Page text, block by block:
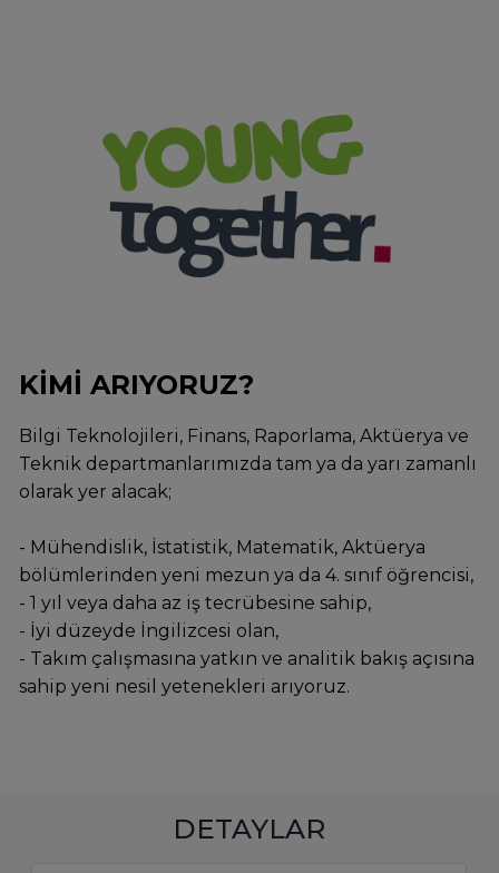
KİMİ ARIYORUZ?
Bilgi Teknolojileri, Finans, Raporlama, Aktüerya ve
Teknik departmanlarımızda tam ya da yarı zamanlı
olarak yer alacak;
- Mühendislik, İstatistik, Matematik, Aktüerya
bölümlerinden yeni mezun ya da 4. sınıf öğrencisi,
- 1 yıl veya daha az iş tecrübesine sahip,
- İyi düzeyde İngilizcesi olan,
- Takım çalışmasına yatkın ve analitik bakış açısına
sahip yeni nesil yetenekleri arıyoruz.
DETAYLAR